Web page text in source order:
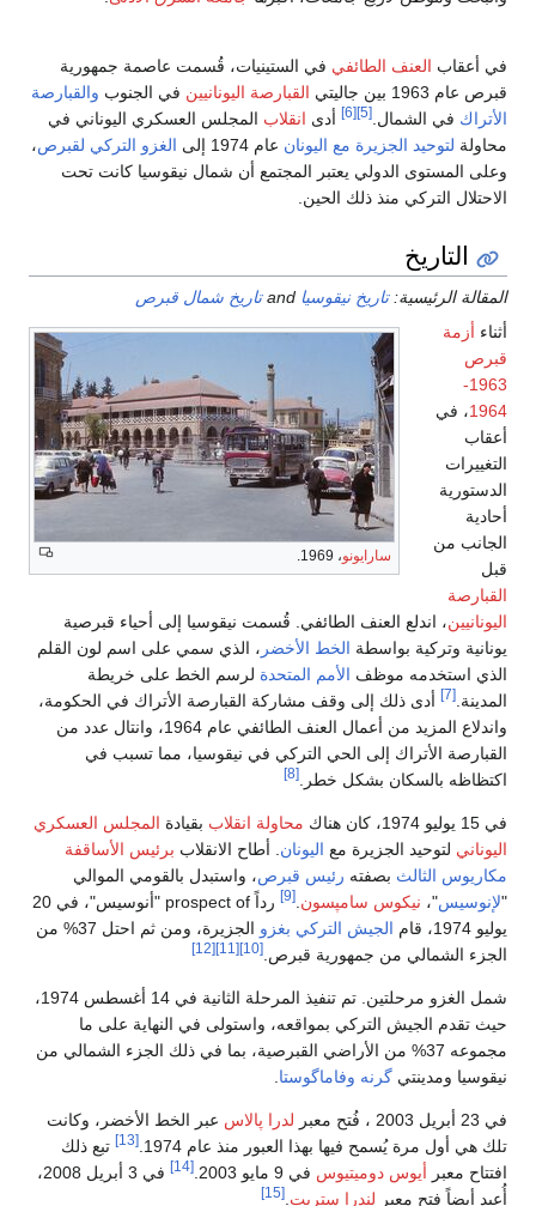
الستينيات، قُسمت عاصمة جمهورية
القبارصة اليونانيينفي الجنوب والقبارصة
انقلابالمجلس العسكري اليوناني في
عام 1974 إلى الغزو التركي لقبرص،
المجتمع أن شمال نيقوسيا كانت تحت
and تاريخ شمال قبرص
قُسمت نيقوسيا إلى أحياء قبرصية
الأخضر، الذي سمي على اسم لون القلم
المتحدة لرسم الخط على خريطة
القبارصة الأتراك في الحكومة،
واندلاع المزيد من أعمال العنف الطائفي عام 1964، وانتال عدد من
التركي في نيقوسيا، مما تسبب في
محاولة انقلاببقيادة المجلس العسكري
اليونان. أطاح الانقلاببرئيس الأساقفة
قبرص، واستبدل بالقومي الموالي
.
[9]
رداً prospect of "أنوسيس"، في 20
بغزو
الجزيرة، ومن ثم احتل 37% من
قبرص.
[11]
[12]
شمل الغزو مرحلتين. تم تنفيذ المرحلة الثانية في 14 أغسطس 1974،
واستولى في النهاية على ما
القبرصية، بما في ذلك الجزء الشمالي من
.
لدرا پالاسعبر الخط الأخضر، وكانت
العبور منذ عام 1974.
تبع ذلك
في 9 مايو 2003.
في 3 أبريل 2008،
.